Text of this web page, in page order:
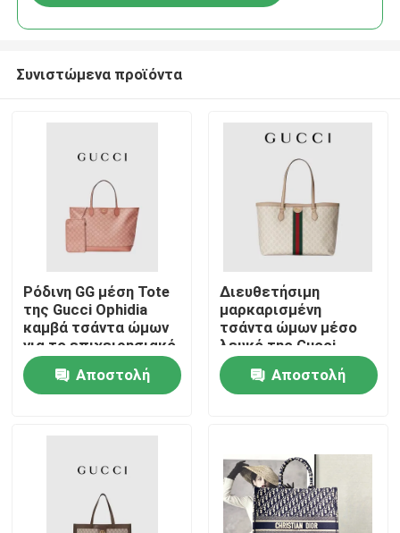
Σπίτι
Συνιστώμενα προϊόντα
Ρόδινη GG μέση Tote
της Gucci Ophidia
καμβά τσάντα ώμων
για το επιχειρησιακό
ταξίδι
Αποστολή
Διευθετήσιμη
μαρκαρισμένη
τσάντα ώμων μέσο
λευκό της Gucci
Ophidia Tote για τη
γυναίκαΑποστολή